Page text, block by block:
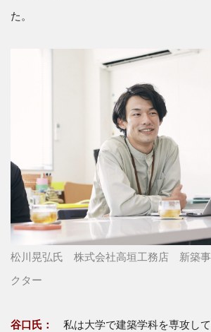
た。
松川晃弘氏 株式会社高垣工務店 新築
クター
谷口氏： 私は大学で建築学科を専攻し